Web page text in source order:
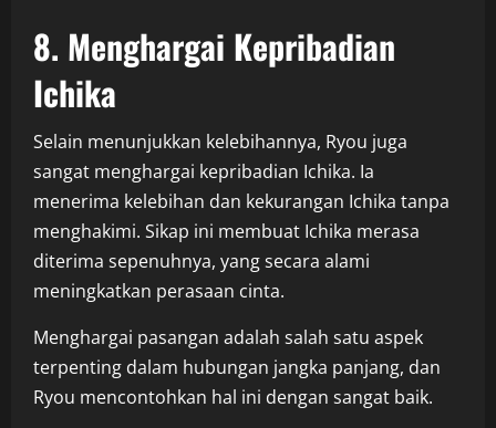
8. Menghargai Kepribadian
Ichika
Selain menunjukkan kelebihannya, Ryou juga
sangat menghargai kepribadian Ichika. Ia
menerima kelebihan dan kekurangan Ichika tanpa
menghakimi. Sikap ini membuat Ichika merasa
diterima sepenuhnya, yang secara alami
meningkatkan perasaan cinta.
Menghargai pasangan adalah salah satu aspek
terpenting dalam hubungan jangka panjang, dan
Ryou mencontohkan hal ini dengan sangat baik.